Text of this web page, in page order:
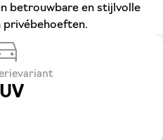
betrouwbare en stijlvolle
privébehoeften.